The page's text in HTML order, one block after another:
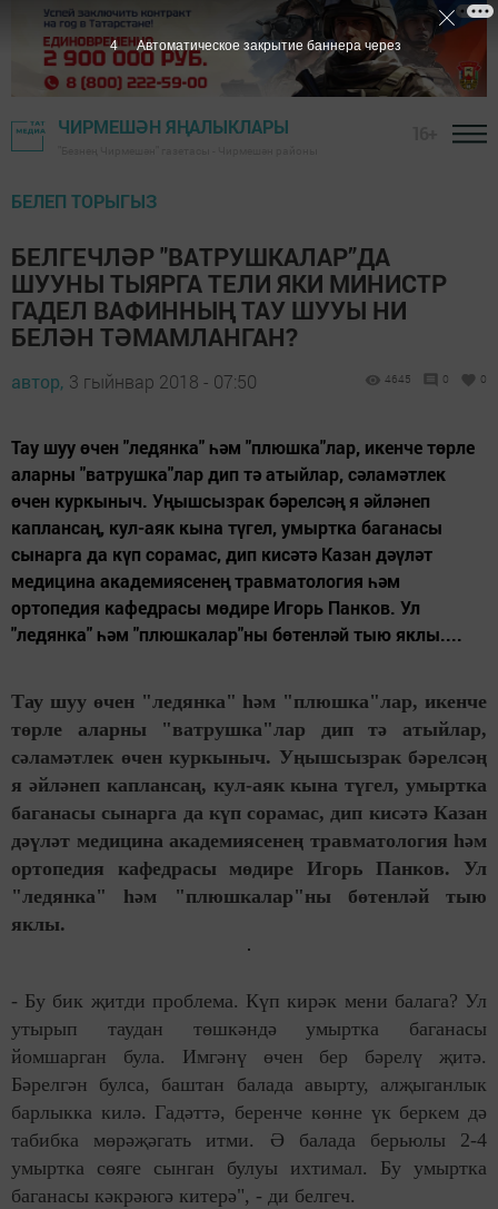
ЧИРМЕШӘН ЯҢАЛЫКЛАРЫ
БЕЛЕП ТОРЫГЫЗ
БЕЛГЕЧЛӘР "ВАТРУШКАЛАР”ДА
ШУУНЫ ТЫЯРГА ТЕЛИ ЯКИ МИНИСТР
ГАДЕЛ ВАФИННЫҢ ТАУ ШУУЫ НИ
БЕЛӘН ТӘМАМЛАНГАН?
автор, 3 гыйнвар 2018 - 07:50 4645 0 0
Тау шуу өчен "ледянка" һәм "плюшка"лар, икенче төрле
аларны "ватрушка"лар дип тә атыйлар, сәламәтлек
өчен куркыныч. Уңышсызрак бәрелсәң я әйләнеп
каплансаң, кул-аяк кына түгел, умыртка баганасы
сынарга да күп сорамас, дип кисәтә Казан дәүләт
медицина академиясенең травматология һәм
ортопедия кафедрасы мөдире Игорь Панков. Ул
"ледянка" һәм "плюшкалар"ны бөтенләй тыю яклы....
Тау шуу өчен "ледянка" һәм "плюшка"лар, икенче
төрле аларны "ватрушка"лар дип тә атыйлар,
сәламәтлек өчен куркыныч. Уңышсызрак бәрелсәң
я әйләнеп каплансаң, кул-аяк кына түгел, умыртка
баганасы сынарга да күп сорамас, дип кисәтә Казан
дәүләт медицина академиясенең травматология һәм
ортопедия кафедрасы мөдире Игорь Панков. Ул
"ледянка" һәм "плюшкалар"ны бөтенләй тыю
яклы.
- Бу бик җитди проблема. Күп кирәк мени балага? Ул
утырып таудан төшкәндә умыртка баганасы
йомшарган була. Имгәнү өчен бер бәрелү җитә.
Бәрелгән булса, баштан балада авырту, алҗыганлык
барлыкка килә. Гадәттә, беренче көнне үк беркем дә
табибка мөрәҗәгать итми. Ә балада берьюлы 2-4
умыртка сөяге сынган булуы ихтимал. Бу умыртка
баганасы кәкрәюгә китерә", - ди белгеч.
3 Автоматическое закрытие баннера через